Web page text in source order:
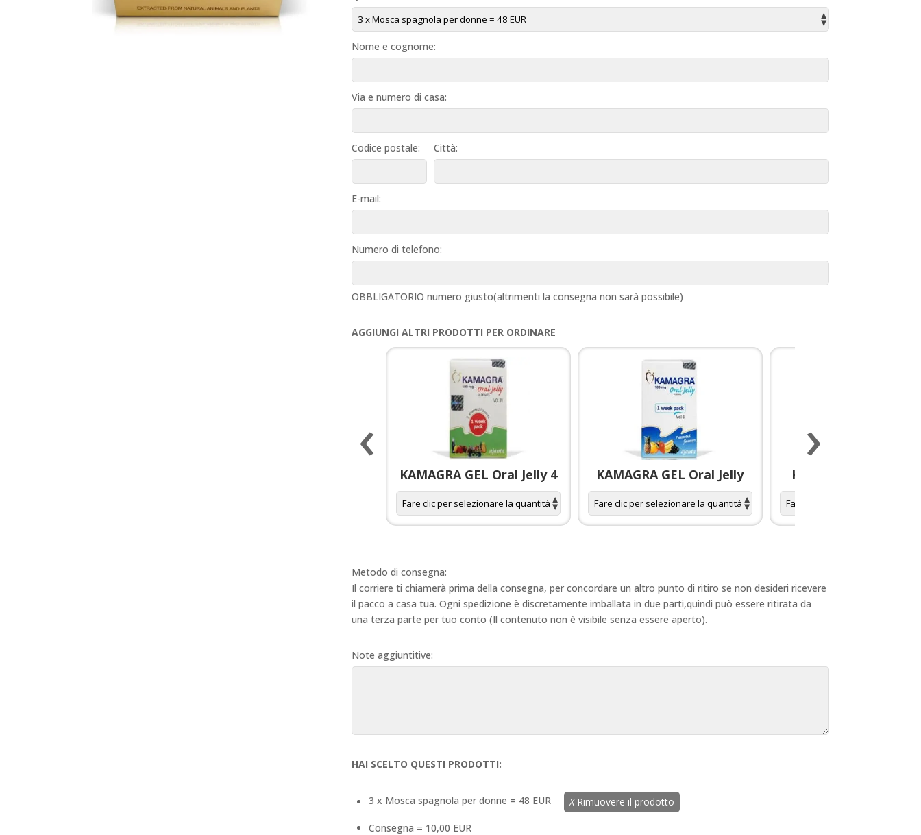
Nome e cognome:
Via e numero di casa:
Codice postale: Città:
E-mail:
Numero di telefono:
OBBLIGATORIO numero giusto(altrimenti la consegna non sarà possibile)
AGGIUNGI ALTRI PRODOTTI PER ORDINARE
KAMAGRA GEL Oral Jelly 4 KAMAGRA GEL Oral Jelly KAMAGRA GOLD
‹ ›
Metodo di consegna:
Il corriere ti chiamerà prima della consegna, per concordare un altro punto di ritiro se non desideri ricevere
il pacco a casa tua. Ogni spedizione è discretamente imballata in due parti,quindi può essere ritirata da
una terza parte per tuo conto (Il contenuto non è visibile senza essere aperto).
Note aggiuntitive:
HAI SCELTO QUESTI PRODOTTI:
3 x Mosca spagnola per donne = 48 EUR XRimuovere il prodotto
Consegna = 10,00 EUR